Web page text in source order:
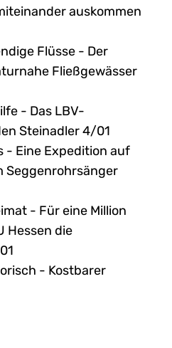
auskommen
Flüsse - Der
Fließgewässer
- Das LBV-
Steinadler 4/01
- Eine Expedition auf
Seggenrohrsänger
- Für eine Million
Hessen die
- Kostbarer